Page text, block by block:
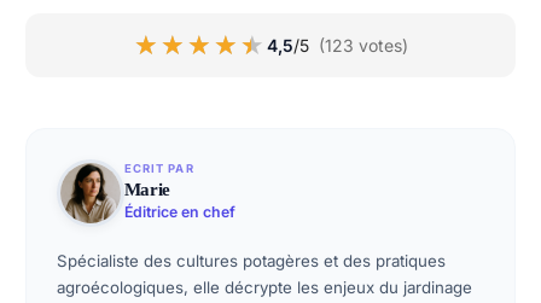
★★★★★
★★★★★ 4,5/5 (123 votes)
ECRIT PAR
Marie
Éditrice en chef
Spécialiste des cultures potagères et des pratiques
agroécologiques, elle décrypte les enjeux du jardinage